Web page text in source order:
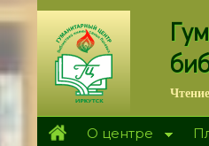
Перейти
к
основному
содержанию
О центре